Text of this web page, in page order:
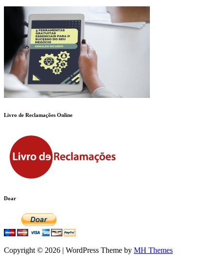
Livro de Reclamações Online
Doar
Copyright © 2026 | WordPress Theme by MH Themes